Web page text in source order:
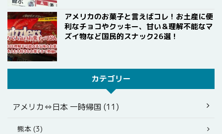
アメリカのお菓子と言えばコレ！お土産に便
利なチョコやクッキー、甘い＆理解不能なマ
ズイ物など国民的スナック26選！
カテゴリー
アメリカ⇔日本 一時帰国 (11)
熊本 (3)